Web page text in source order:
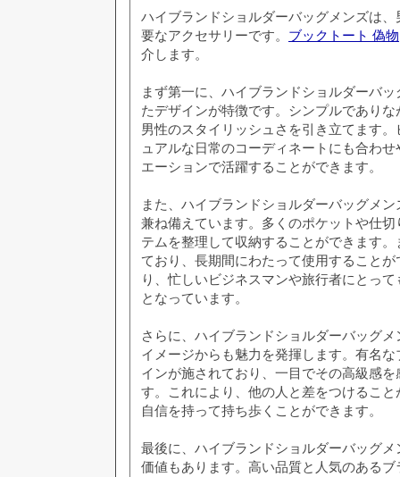
ハイブランドショルダーバッグメンズは
要なアクセサリーです。 ブックトート 偽物
介します。
まず第一に、ハイブランドショルダーバ
たデザインが特徴です。シンプルであり
男性のスタイリッシュさを引き立てます
ュアルな日常のコーディネートにも合わ
エーションで活躍することができます。
また、ハイブランドショルダーバッグメ
兼ね備えています。多くのポケットや仕
テムを整理して収納することができます
ており、長期間にわたって使用すること
り、忙しいビジネスマンや旅行者にとっ
となっています。
さらに、ハイブランドショルダーバッグ
イメージからも魅力を発揮します。有名
インが施されており、一目でその高級感
す。これにより、他の人と差をつけるこ
自信を持って持ち歩くことができます。
最後に、ハイブランドショルダーバッグ
価値もあります。高い品質と人気のある